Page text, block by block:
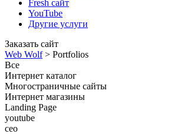
Fresh сайт
YouTube
Другие услуги
Заказать сайт
Web Wolf> Portfolios
Все
Интернет каталог
Многостраничные сайты
Интернет магазины
Landing Page
youtube
сео